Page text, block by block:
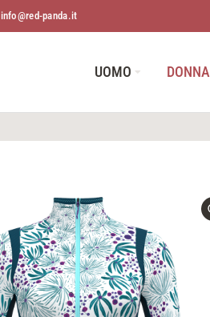
info@red-panda.it
UOMO DONNA